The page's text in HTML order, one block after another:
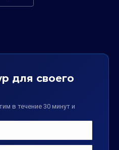
для своего
в течение 30 минут и